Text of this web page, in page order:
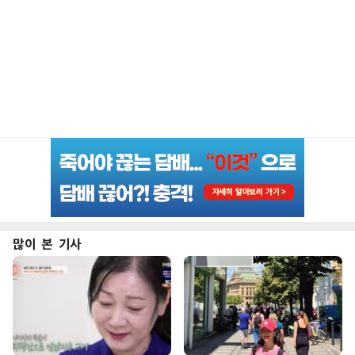
많이 본 기사